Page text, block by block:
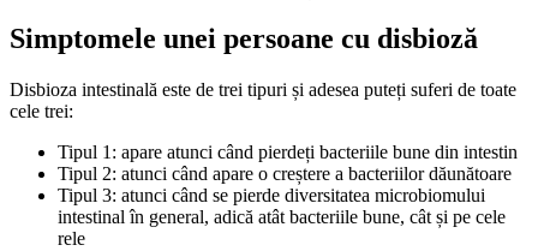
Simptomele unei persoane cu disbioză
Disbioza intestinală este de trei tipuri și adesea puteți suferi de toate
cele trei:
Tipul 1: apare atunci când pierdeți bacteriile bune din intestin
Tipul 2: atunci când apare o creștere a bacteriilor dăunătoare
Tipul 3: atunci când se pierde diversitatea microbiomului
intestinal în general, adică atât bacteriile bune, cât și pe cele
rele